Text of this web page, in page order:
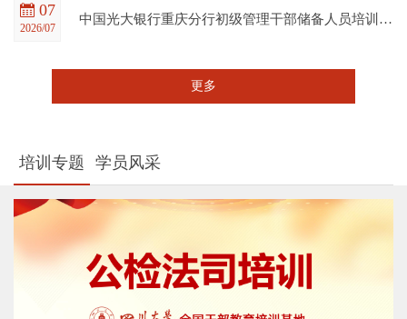
07
2026/07
中国光大银行重庆分行初级管理干部储备人员培训班在四川大学全国干部教育培训基地顺利开班
更多
培训专题 学员风采